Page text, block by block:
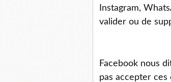
Instagram,
valider ou de
Facebook nous
pas accepter ces